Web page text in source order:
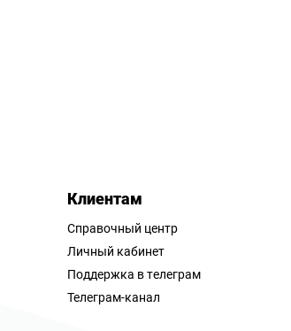
Клиентам
Справочный центр
Личный кабинет
Поддержка в телеграм
Телеграм-канал